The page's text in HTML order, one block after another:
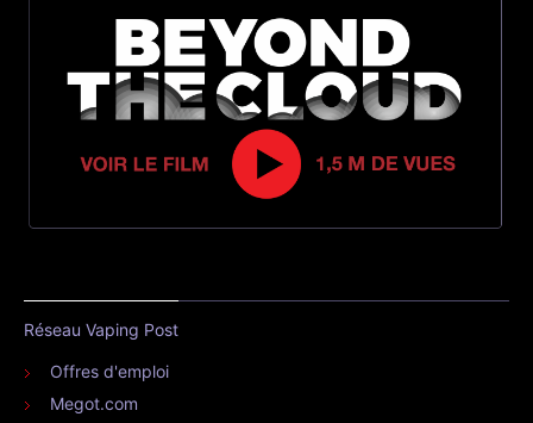
Réseau Vaping Post
Offres d'emploi
Megot.com